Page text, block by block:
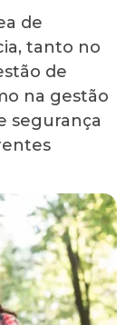
de
tanto no
de
na gestão
segurança